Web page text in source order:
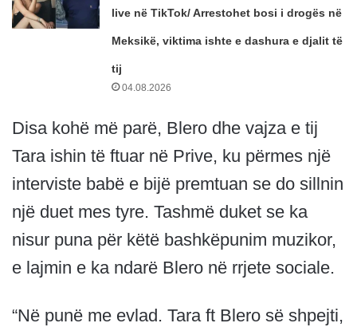
live në TikTok/ Arrestohet bosi i drogës në
Meksikë, viktima ishte e dashura e djalit të
tij
04.08.2026
Disa kohë më parë, Blero dhe vajza e tij
Tara ishin të ftuar në Prive, ku përmes një
interviste babë e bijë premtuan se do sillnin
një duet mes tyre. Tashmë duket se ka
nisur puna për këtë bashkëpunim muzikor,
e lajmin e ka ndarë Blero në rrjete sociale.
“Në punë me evlad. Tara ft Blero së shpejti,